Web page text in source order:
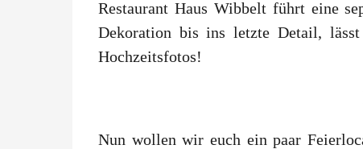
Restaurant Haus Wibbelt führt eine
Dekoration bis ins letzte Detail,
Hochzeitsfotos!
Nun wollen wir euch ein paar